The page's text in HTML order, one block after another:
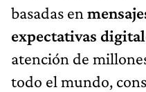
basadas en
expectativas
atención de
todo el mundo,